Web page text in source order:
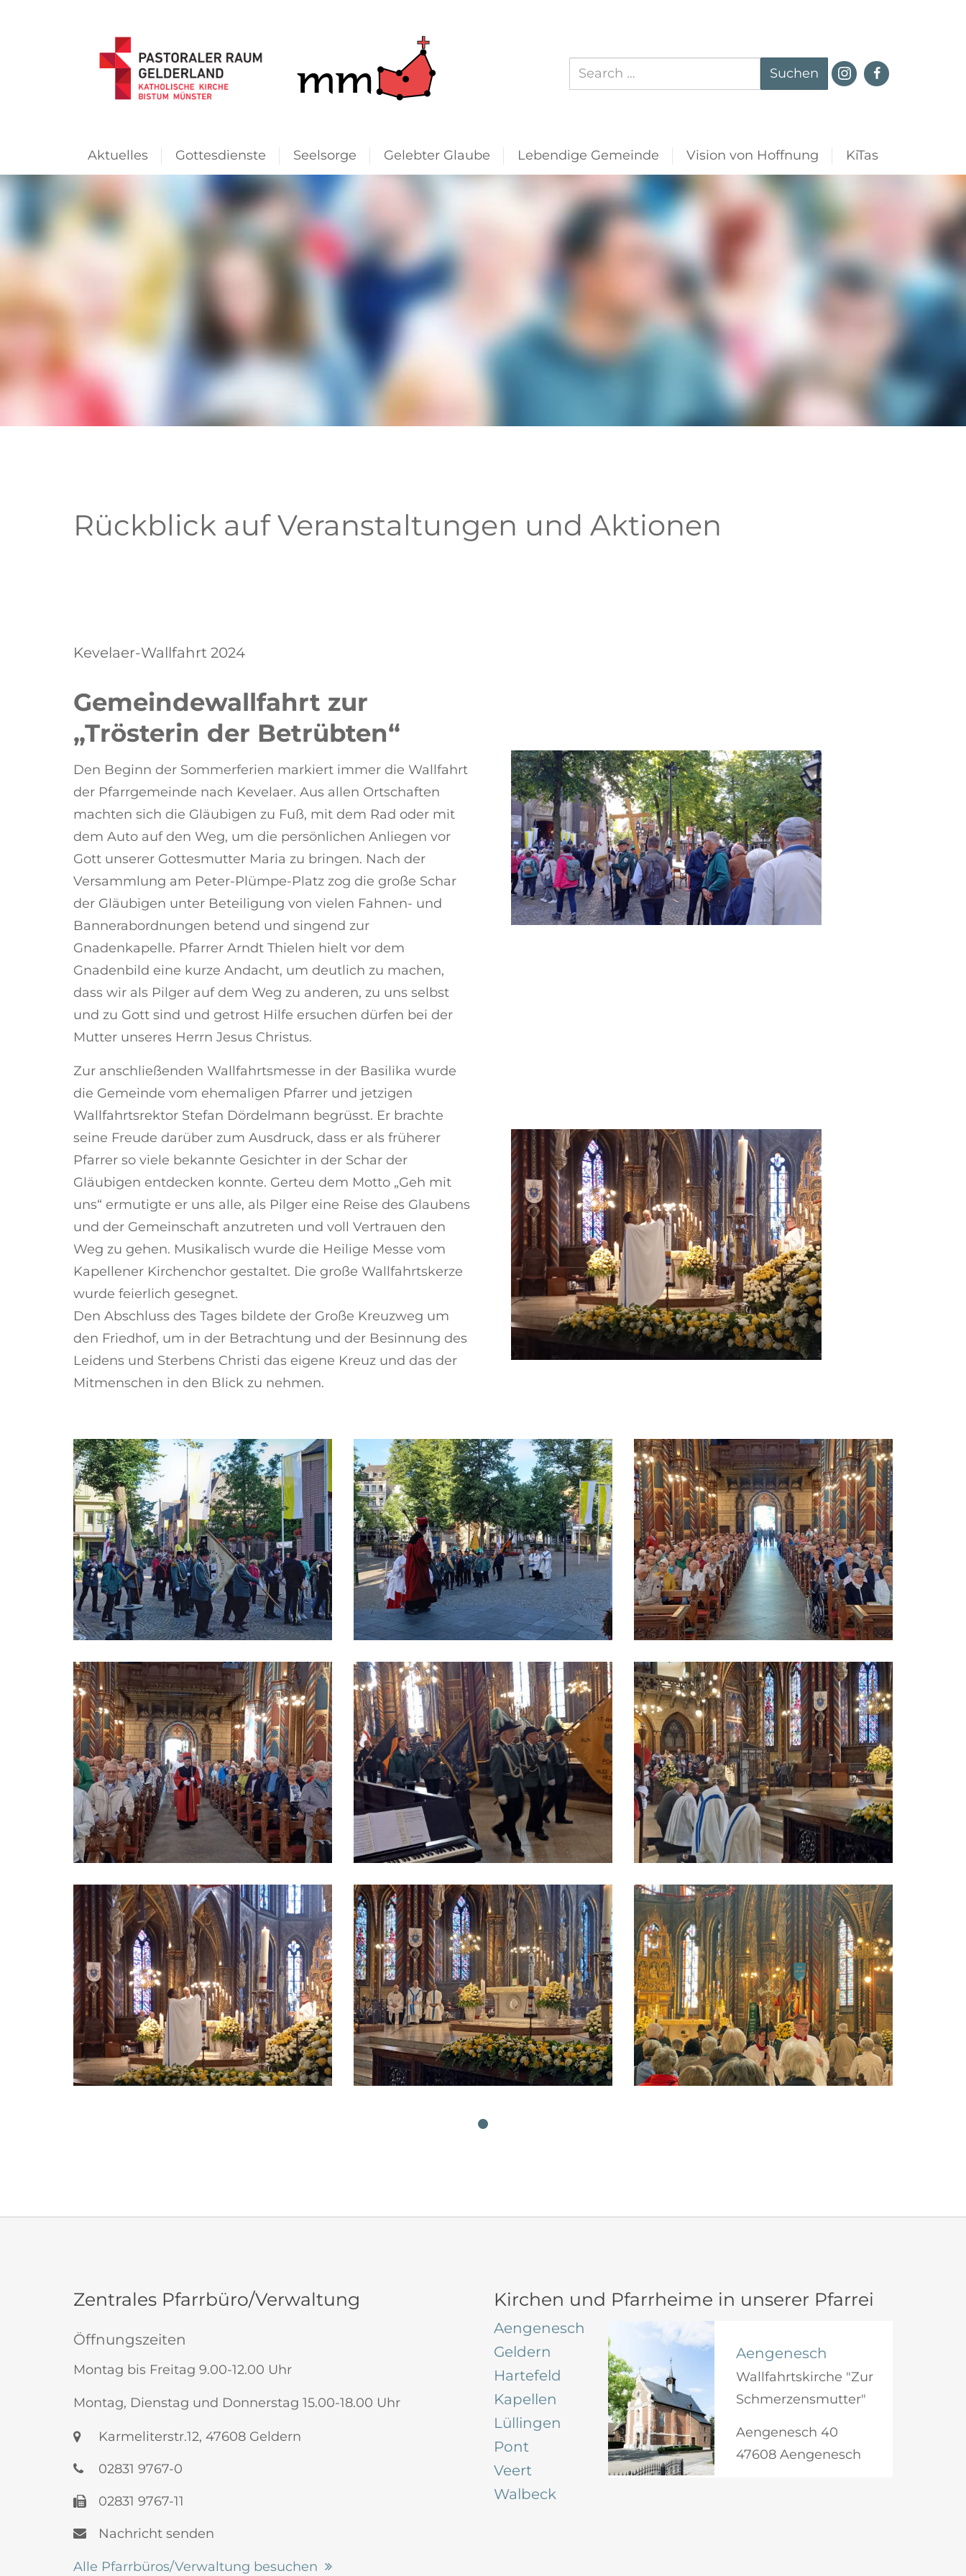
Suchen
nach:
Suchen
Aktuelles Gottesdienste Seelsorge Gelebter Glaube Lebendige Gemeinde Vision von Hoffnung KiTas
Rückblick auf Veranstaltungen und Aktionen
Kevelaer-Wallfahrt 2024
Gemeindewallfahrt zur
„Trösterin der Betrübten“
Den Beginn der Sommerferien markiert immer die Wallfahrt
der Pfarrgemeinde nach Kevelaer. Aus allen Ortschaften
machten sich die Gläubigen zu Fuß, mit dem Rad oder mit
dem Auto auf den Weg, um die persönlichen Anliegen vor
Gott unserer Gottesmutter Maria zu bringen. Nach der
Versammlung am Peter-Plümpe-Platz zog die große Schar
der Gläubigen unter Beteiligung von vielen Fahnen- und
Bannerabordnungen betend und singend zur
Gnadenkapelle. Pfarrer Arndt Thielen hielt vor dem
Gnadenbild eine kurze Andacht, um deutlich zu machen,
dass wir als Pilger auf dem Weg zu anderen, zu uns selbst
und zu Gott sind und getrost Hilfe ersuchen dürfen bei der
Mutter unseres Herrn Jesus Christus.
Zur anschließenden Wallfahrtsmesse in der Basilika wurde
die Gemeinde vom ehemaligen Pfarrer und jetzigen
Wallfahrtsrektor Stefan Dördelmann begrüsst. Er brachte
seine Freude darüber zum Ausdruck, dass er als früherer
Pfarrer so viele bekannte Gesichter in der Schar der
Gläubigen entdecken konnte. Gerteu dem Motto „Geh mit
uns“ ermutigte er uns alle, als Pilger eine Reise des Glaubens
und der Gemeinschaft anzutreten und voll Vertrauen den
Weg zu gehen. Musikalisch wurde die Heilige Messe vom
Kapellener Kirchenchor gestaltet. Die große Wallfahrtskerze
wurde feierlich gesegnet.
Den Abschluss des Tages bildete der Große Kreuzweg um
den Friedhof, um in der Betrachtung und der Besinnung des
Leidens und Sterbens Christi das eigene Kreuz und das der
Mitmenschen in den Blick zu nehmen.
Zentrales Pfarrbüro/Verwaltung
Öffnungszeiten
Montag bis Freitag 9.00-12.00 Uhr
Montag, Dienstag und Donnerstag 15.00-18.00 Uhr
Karmeliterstr.12, 47608 Geldern
02831 9767-0
02831 9767-11
Nachricht senden
Alle Pfarrbüros/Verwaltung besuchen
Kirchen und Pfarrheime in unserer Pfarrei
Aengenesch
Geldern
Hartefeld
Kapellen
Lüllingen
Pont
Veert
Walbeck
Aengenesch
Wallfahrtskirche "Zur
Schmerzensmutter"
Aengenesch 40
47608 Aengenesch